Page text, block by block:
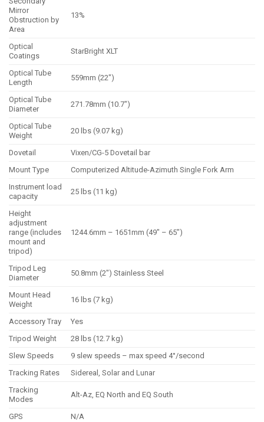
Mirror
Obstruction by
Area
13%
Optical
Coatings
StarBright XLT
Optical Tube
Length
559mm (22″)
Optical Tube
Diameter
271.78mm (10.7″)
Optical Tube
Weight
20 lbs (9.07 kg)
Dovetail
Vixen/CG-5 Dovetail bar
Mount Type
Computerized Altitude-Azimuth Single Fork Arm
Instrument load
capacity
25 lbs (11 kg)
Height
adjustment
range (includes
mount and
tripod)
1244.6mm – 1651mm (49″ – 65″)
Tripod Leg
Diameter
50.8mm (2″) Stainless Steel
Mount Head
Weight
16 lbs (7 kg)
Accessory Tray
Yes
Tripod Weight
28 lbs (12.7 kg)
Slew Speeds
9 slew speeds – max speed 4°/second
Tracking Rates
Sidereal, Solar and Lunar
Tracking
Modes
Alt-Az, EQ North and EQ South
GPS
N/A